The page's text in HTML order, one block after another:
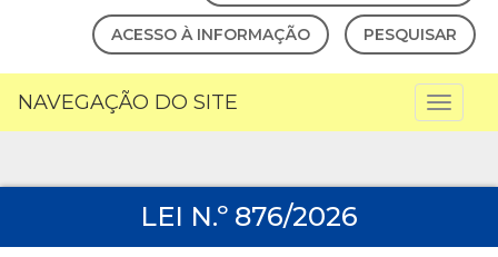
ACESSO À INFORMAÇÃO PESQUISAR
NAVEGAÇÃO DO SITE
LEI N.º 876/2026